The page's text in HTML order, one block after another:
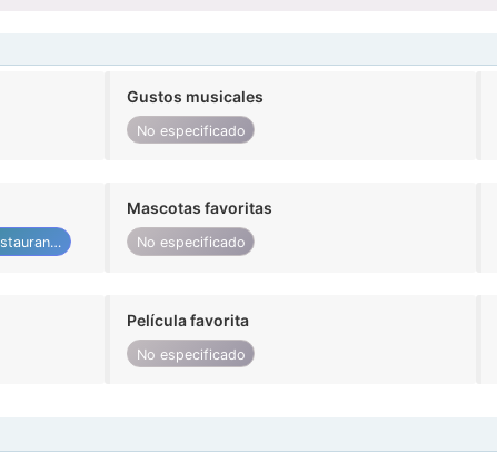
Gustos musicales
No especificado
Restaurante
Mascotas favoritas
No especificado
Película favorita
No especificado